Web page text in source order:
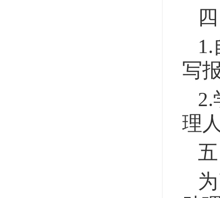
写
2.
理